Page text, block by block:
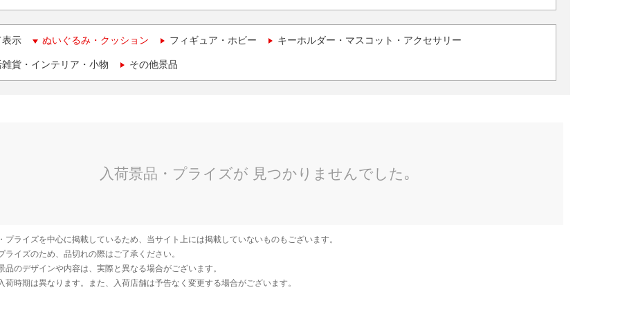
表示 ぬいぐるみ・クッション フィギュア・ホビー キーホルダー・マスコット・アクセサリー
貨・インテリア・小物 その他景品